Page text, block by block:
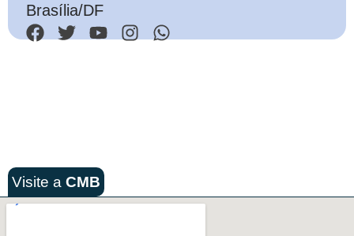
Brasília/DF
Visite a CMB